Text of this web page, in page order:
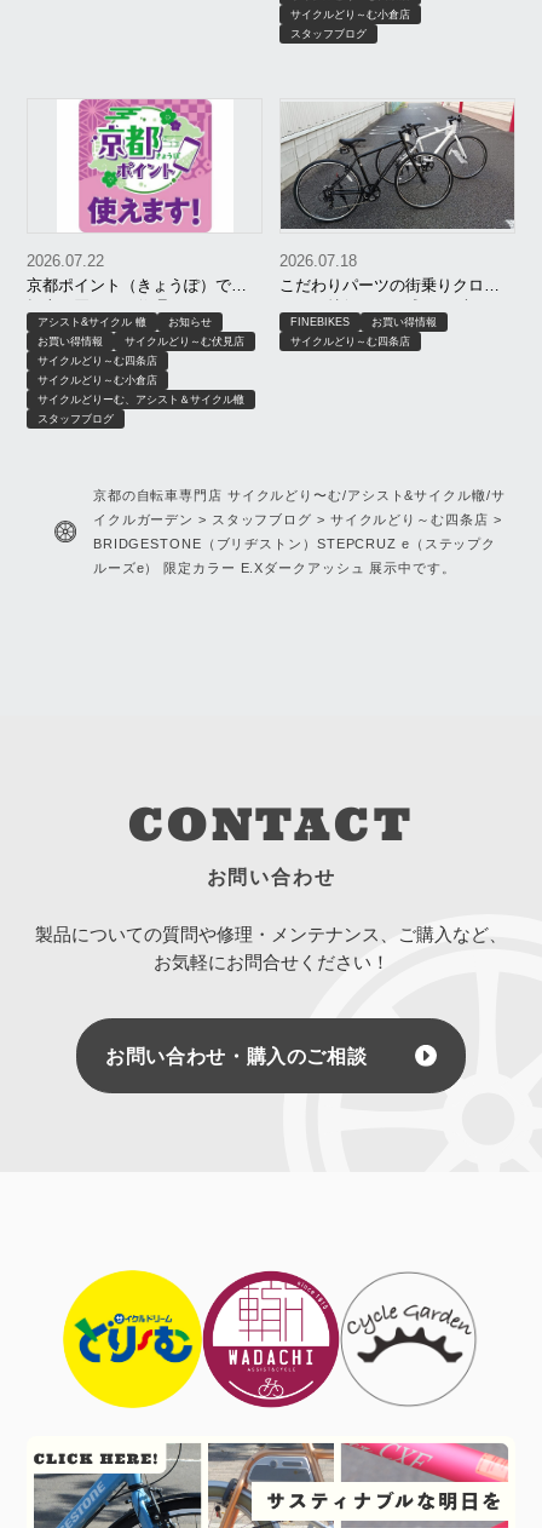
サイクルどり～む小倉店
スタッフブログ
京都ポイント（きょうぽ）で自
トもOK｜サイクルどりーむ、ア
シスト＆サイクル轍、サイクル
ガーデン
2026.07.22
アシスト&サイクル 轍
お知らせ
お買い得情報
サイクルどり～む伏見店
サイクルどり～む四条店
サイクルどり～む小倉店
サイクルどりーむ、アシスト＆サイクル轍
スタッフブログ
こだわりパーツの街乗りクロス
2026.07.18
FINEBIKES
お買い得情報
サイクルどり～む四条店
京都の自転車専門店 サイクルどり〜む/アシスト&サイクル轍/サ
イクルガーデン > スタッフブログ > サイクルどり～む四条店 >
BRIDGESTONE（ブリヂストン）STEPCRUZ e（ステップク
ルーズe） 限定カラー E.Xダークアッシュ 展示中です。
CONTACT
お問い合わせ
製品についての質問や修理・メンテナンス、ご購入など、
お気軽にお問合せください！
お問い合わせ・購入のご相談